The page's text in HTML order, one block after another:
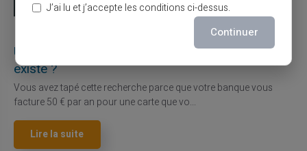
Carte prépayée
Une carte bancaire gratuite sans compte, ça
existe ?
Vous avez tapé cette recherche parce que votre banque vous
facture 50 € par an pour une carte que vo...
Lire la suite
J’ai lu et j’accepte les conditions ci-dessus.
Continuer